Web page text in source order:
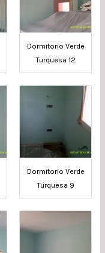
Dormitorio Verde
Turquesa 12
Dormitorio Verde
Turquesa 9